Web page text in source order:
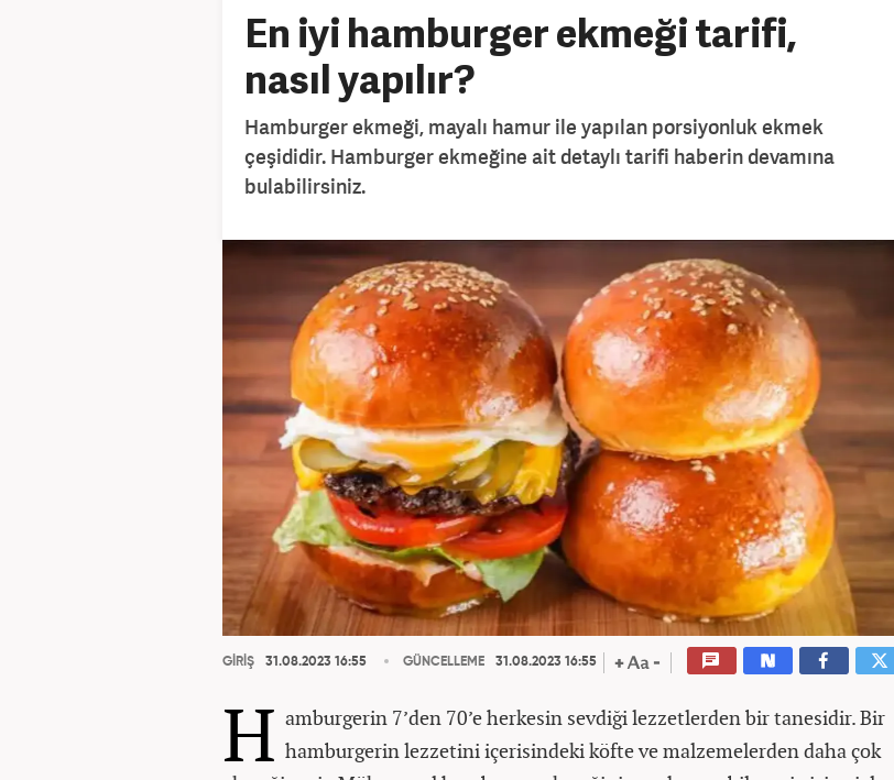
En iyi hamburger ekmeği tarifi,
nasıl yapılır?
Hamburger ekmeği, mayalı hamur ile yapılan porsiyonluk ekmek
çeşididir. Hamburger ekmeğine ait detaylı tarifi haberin devamına
bulabilirsiniz.
GİRİŞ 31.08.2023 16:55 GÜNCELLEME 31.08.2023 16:55
H amburgerin 7’den 70’e herkesin sevdiği lezzetlerden bir tanesidir. Bir
hamburgerin lezzetini içerisindeki köfte ve malzemelerden daha çok